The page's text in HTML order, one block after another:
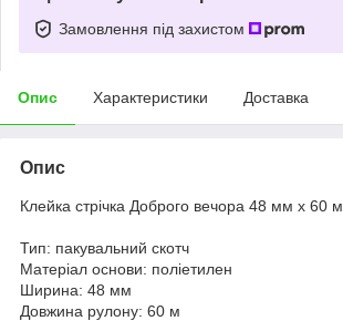
Замовлення під захистом
Опис Характеристики Доставка
Опис
Клейка стрічка Доброго вечора 48 мм х 60 м
Тип: пакувальний скотч
Матеріал основи: поліетилен
Ширина: 48 мм
Довжина рулону: 60 м